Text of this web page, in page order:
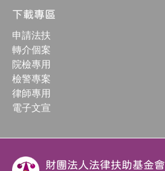
下載專區
申請法扶
轉介個案
院檢專用
檢警專案
律師專用
電子文宣
財團法人法律扶助基金會